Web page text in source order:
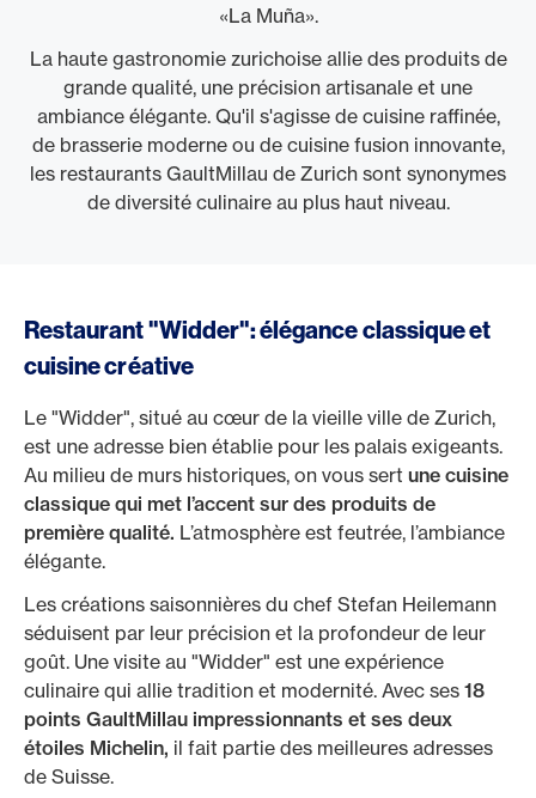
«La Muña».
La haute gastronomie zurichoise allie des produits de
grande qualité, une précision artisanale et une
ambiance élégante. Qu'il s'agisse de cuisine raffinée,
de brasserie moderne ou de cuisine fusion innovante,
les restaurants GaultMillau de Zurich sont synonymes
de diversité culinaire au plus haut niveau.
Restaurant "Widder": élégance classique et
cuisine créative
Le "Widder", situé au cœur de la vieille ville de Zurich,
est une adresse bien établie pour les palais exigeants.
Au milieu de murs historiques, on vous sert une cuisine
classique qui met l’accent sur des produits de
première qualité. L’atmosphère est feutrée, l’ambiance
élégante.
Les créations saisonnières du chef Stefan Heilemann
séduisent par leur précision et la profondeur de leur
goût. Une visite au "Widder" est une expérience
culinaire qui allie tradition et modernité. Avec ses 18
points GaultMillau impressionnants et ses deux
étoiles Michelin, il fait partie des meilleures adresses
de Suisse.